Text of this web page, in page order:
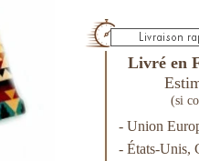
Livré en
(si
- Union
- États-Unis,